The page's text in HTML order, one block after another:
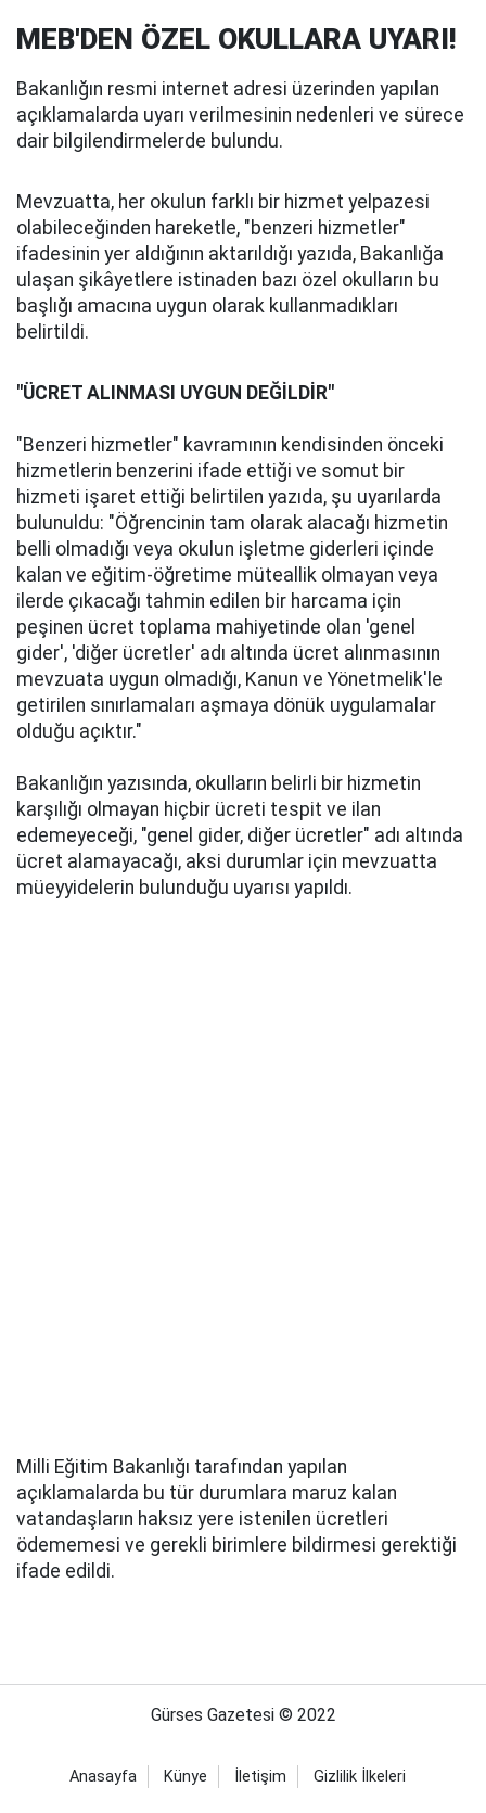
MEB'DEN ÖZEL OKULLARA UYARI!
Bakanlığın resmi internet adresi üzerinden yapılan
açıklamalarda uyarı verilmesinin nedenleri ve sürece
dair bilgilendirmelerde bulundu.
Mevzuatta, her okulun farklı bir hizmet yelpazesi
olabileceğinden hareketle, "benzeri hizmetler"
ifadesinin yer aldığının aktarıldığı yazıda, Bakanlığa
ulaşan şikâyetlere istinaden bazı özel okulların bu
başlığı amacına uygun olarak kullanmadıkları
belirtildi.
"ÜCRET ALINMASI UYGUN DEĞİLDİR"
"Benzeri hizmetler" kavramının kendisinden önceki
hizmetlerin benzerini ifade ettiği ve somut bir
hizmeti işaret ettiği belirtilen yazıda, şu uyarılarda
bulunuldu: "Öğrencinin tam olarak alacağı hizmetin
belli olmadığı veya okulun işletme giderleri içinde
kalan ve eğitim-öğretime müteallik olmayan veya
ilerde çıkacağı tahmin edilen bir harcama için
peşinen ücret toplama mahiyetinde olan 'genel
gider', 'diğer ücretler' adı altında ücret alınmasının
mevzuata uygun olmadığı, Kanun ve Yönetmelik'le
getirilen sınırlamaları aşmaya dönük uygulamalar
olduğu açıktır."
Bakanlığın yazısında, okulların belirli bir hizmetin
karşılığı olmayan hiçbir ücreti tespit ve ilan
edemeyeceği, "genel gider, diğer ücretler" adı altında
ücret alamayacağı, aksi durumlar için mevzuatta
müeyyidelerin bulunduğu uyarısı yapıldı.
Milli Eğitim Bakanlığı tarafından yapılan
açıklamalarda bu tür durumlara maruz kalan
vatandaşların haksız yere istenilen ücretleri
ödememesi ve gerekli birimlere bildirmesi gerektiği
ifade edildi.
Gürses Gazetesi © 2022
Anasayfa Künye İletişim Gizlilik İlkeleri